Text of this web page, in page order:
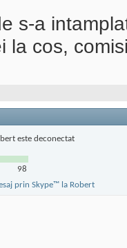
s-a
la cos,
98